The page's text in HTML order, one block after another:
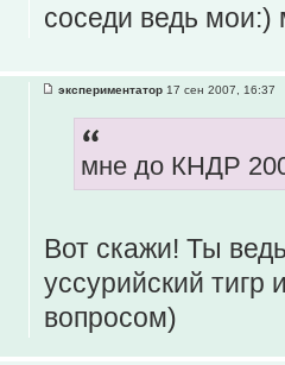
соседи ведь
экспериментатор 17 сен 2007, 16:37
мне до КНДР
Вот скажи! Ты
уссурийский тигр
вопросом)